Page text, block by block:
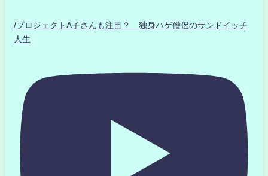
/プロジェクトA子さんも注目？ 独身ハゲ僧侶のサンドイッチ
人生